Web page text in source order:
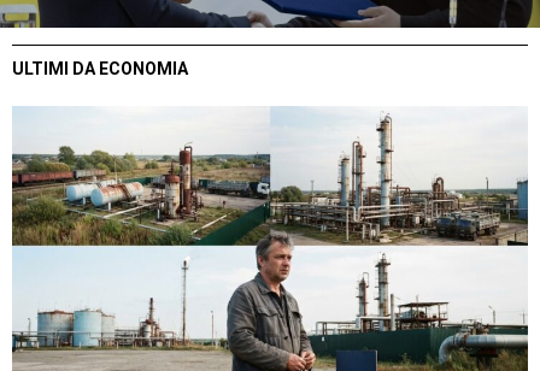
ULTIMI DA ECONOMIA